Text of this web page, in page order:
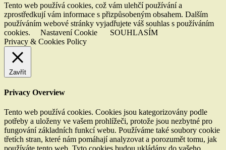
Tento web používá cookies, což vám ulehčí používání a
zprostředkují vám informace s přizpůsobeným obsahem. Dalším
používáním webové stránky vyjadřujete váš souhlas s používáním
cookies.
Nastavení Cookie
SOUHLASÍM
Privacy & Cookies Policy
Zavřít
Privacy Overview
Tento web používá cookies. Cookies jsou kategorizovány podle
potřeby a uloženy ve vašem prohlížeči, protože jsou nezbytné pro
fungování základních funkcí webu. Používáme také soubory cookie
třetích stran, které nám pomáhají analyzovat a porozumět tomu, jak